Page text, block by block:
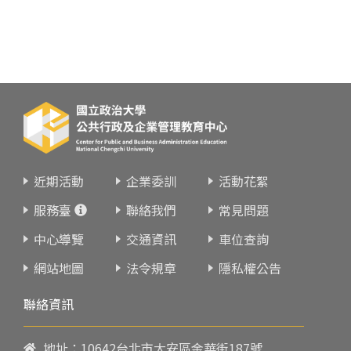
近期活動 企業委訓
活動花絮
服務臺
聯絡我們
常見問題
中心導覽
交通資訊
車位查詢
網站地圖
法令規章
隱私權公告
聯絡資訊